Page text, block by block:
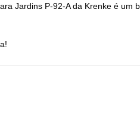
Jardins P-92-A da Krenke é